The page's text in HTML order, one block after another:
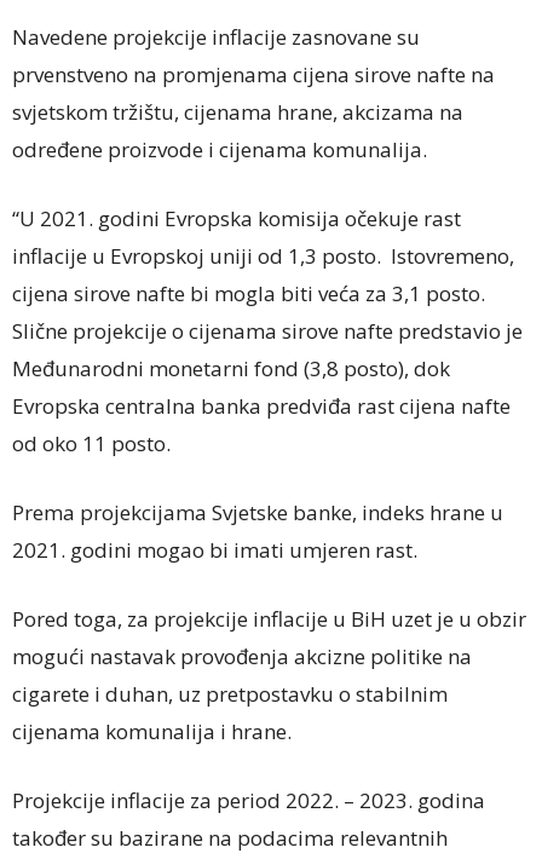
Navedene projekcije inflacije zasnovane su
prvenstveno na promjenama cijena sirove nafte na
svjetskom tržištu, cijenama hrane, akcizama na
određene proizvode i cijenama komunalija.
“U 2021. godini Evropska komisija očekuje rast
inflacije u Evropskoj uniji od 1,3 posto. Istovremeno,
cijena sirove nafte bi mogla biti veća za 3,1 posto.
Slične projekcije o cijenama sirove nafte predstavio je
Međunarodni monetarni fond (3,8 posto), dok
Evropska centralna banka predviđa rast cijena nafte
od oko 11 posto.
Prema projekcijama Svjetske banke, indeks hrane u
2021. godini mogao bi imati umjeren rast.
Pored toga, za projekcije inflacije u BiH uzet je u obzir
mogući nastavak provođenja akcizne politike na
cigarete i duhan, uz pretpostavku o stabilnim
cijenama komunalija i hrane.
Projekcije inflacije za period 2022. – 2023. godina
također su bazirane na podacima relevantnih